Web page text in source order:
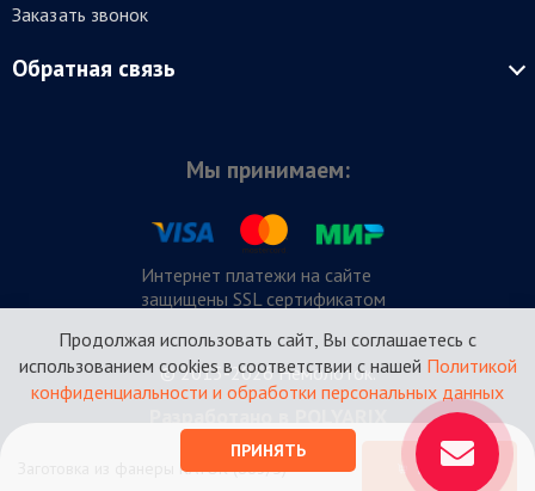
Заготовка из фанеры КАТОК (863/5) КУПИТЬ
Заказать звонок
Обратная связь
Мы принимаем:
Интернет платежи на сайте
защищены SSL сертификатом
© 2015-2026 Немолоток.
Разработано в POLYARIX
Продолжая использовать сайт, Вы соглашаетесь с
использованием cookies в соответствии с нашей Политикой
конфиденциальности и обработки персональных данных
ПРИНЯТЬ